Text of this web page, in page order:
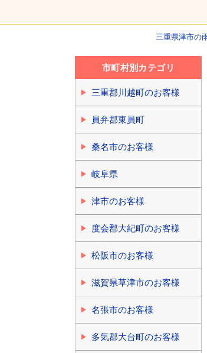
三重県津市の
市町村別カテゴリ
三重郡川越町のお客様
員弁郡東員町
桑名市のお客様
岐阜県
津市のお客様
度会郡大紀町のお客様
松阪市のお客様
滋賀県草津市のお客様
名張市のお客様
多気郡大台町のお客様